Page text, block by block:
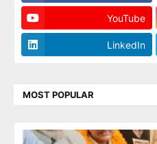
YouTube
LinkedIn
MOST POPULAR